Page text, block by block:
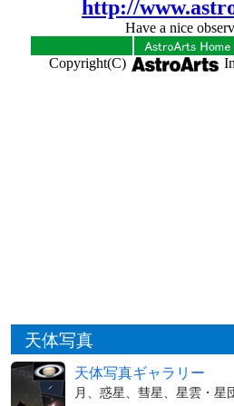
天体写真
天体写真ギャラリー
月、惑星、彗星、星雲・